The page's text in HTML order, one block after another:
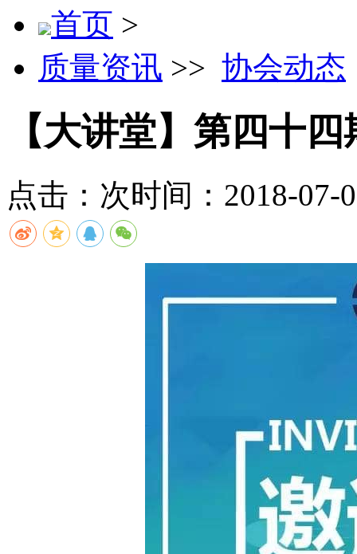
首页 >
质量资讯 >> 协会动态
【大讲堂】第四十
点击： 次时间：2018-07-